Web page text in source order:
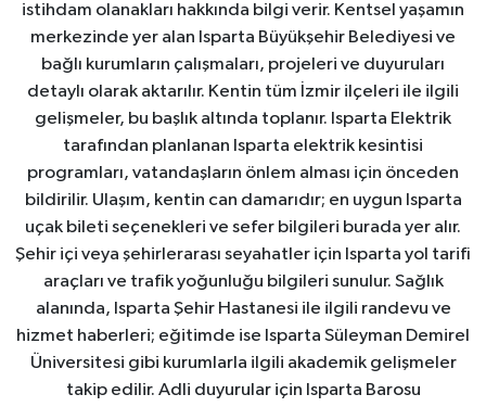
istihdam olanakları hakkında bilgi verir. Kentsel yaşamın
merkezinde yer alan Isparta Büyükşehir Belediyesi ve
bağlı kurumların çalışmaları, projeleri ve duyuruları
detaylı olarak aktarılır. Kentin tüm İzmir ilçeleri ile ilgili
gelişmeler, bu başlık altında toplanır. Isparta Elektrik
tarafından planlanan Isparta elektrik kesintisi
programları, vatandaşların önlem alması için önceden
bildirilir. Ulaşım, kentin can damarıdır; en uygun Isparta
uçak bileti seçenekleri ve sefer bilgileri burada yer alır.
Şehir içi veya şehirlerarası seyahatler için Isparta yol tarifi
araçları ve trafik yoğunluğu bilgileri sunulur. Sağlık
alanında, Isparta Şehir Hastanesi ile ilgili randevu ve
hizmet haberleri; eğitimde ise Isparta Süleyman Demirel
Üniversitesi gibi kurumlarla ilgili akademik gelişmeler
takip edilir. Adli duyurular için Isparta Barosu